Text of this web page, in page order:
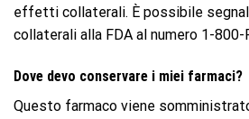
effetti collaterali. È possibile
collaterali alla FDA al numero 1-800-
Dove devo conservare i miei farmaci?
Questo farmaco viene